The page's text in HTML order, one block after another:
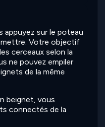
appuyez sur le poteau
mettre. Votre objectif
cerceaux selon la
ne pouvez empiler
de la même
beignet, vous
connectés de la